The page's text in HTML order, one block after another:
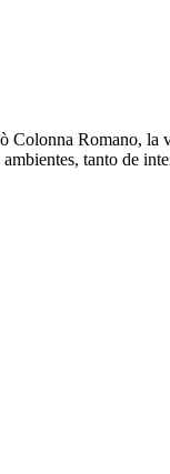
Colonna Romano, la
tanto de